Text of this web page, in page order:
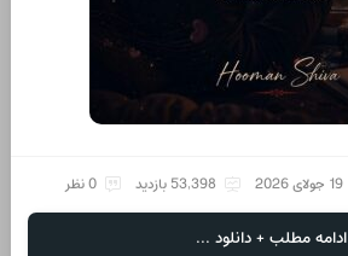
19 جولای 2026 53,398 بازدید 0 نظر
ادامه مطلب + دانلود ...